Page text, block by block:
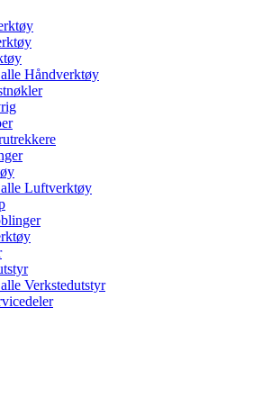
Håndverktøy
Luftverktøy
Verkstedutstyr